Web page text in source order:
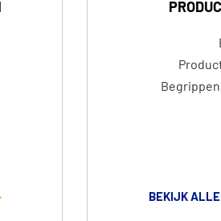
BEKIJK ALLE